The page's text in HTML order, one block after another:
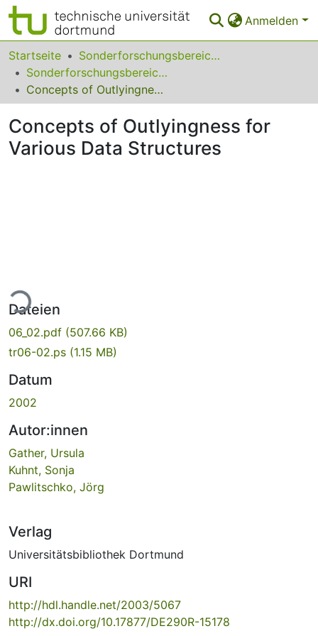
Anmelden
Bereiche & Sammlungen
Das gesamte Repositorium
FAQ
Startseite
Sonderforschungsbereiche
Sonderforschungsbereich (SFB) 475
Concepts of Outlyingness for Various Data Structures
Concepts of Outlyingness for
Various Data Structures
Dateien
06_02.pdf (507.66 KB)
tr06-02.ps (1.15 MB)
Datum
2002
Autor:innen
Gather, Ursula
Kuhnt, Sonja
Pawlitschko, Jörg
Verlag
Universitätsbibliothek Dortmund
URI
http://hdl.handle.net/2003/5067
http://dx.doi.org/10.17877/DE290R-15178